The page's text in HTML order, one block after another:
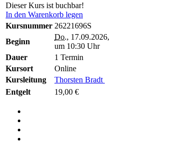
Dieser Kurs ist buchbar!
In den Warenkorb legen
Kursnummer 26221696S
Beginn
Do., 17.09.2026,
um 10:30 Uhr
Dauer
1 Termin
Kursort
Online
Kursleitung
Thorsten Bradt
Entgelt
19,00 €